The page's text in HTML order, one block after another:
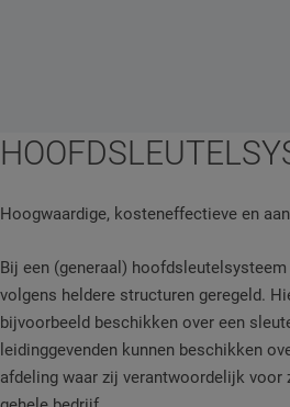
Hoogwaardige, kosteneffectieve en
Bij een (generaal)
volgens heldere structuren geregeld.
bijvoorbeeld beschikken over een
leidinggevenden kunnen beschikken
afdeling waar zij verantwoordelijk voor